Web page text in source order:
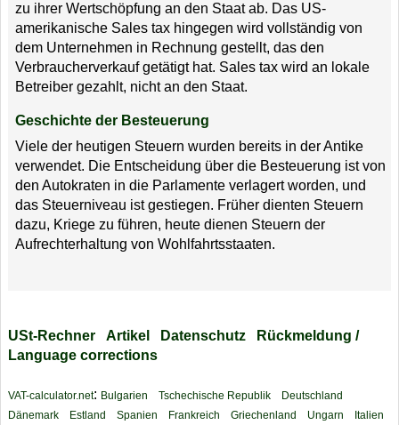
zu ihrer Wertschöpfung an den Staat ab. Das US-
amerikanische Sales tax hingegen wird vollständig von
dem Unternehmen in Rechnung gestellt, das den
Verbraucherverkauf getätigt hat. Sales tax wird an lokale
Betreiber gezahlt, nicht an den Staat.
Geschichte der Besteuerung
Viele der heutigen Steuern wurden bereits in der Antike
verwendet. Die Entscheidung über die Besteuerung ist von
den Autokraten in die Parlamente verlagert worden, und
das Steuerniveau ist gestiegen. Früher dienten Steuern
dazu, Kriege zu führen, heute dienen Steuern der
Aufrechterhaltung von Wohlfahrtsstaaten.
USt-Rechner Artikel Datenschutz
Rückmeldung /
Language corrections
VAT-calculator.net: Bulgarien Tschechische Republik
Deutschland
Dänemark
Estland Spanien Frankreich Griechenland Ungarn
Italien